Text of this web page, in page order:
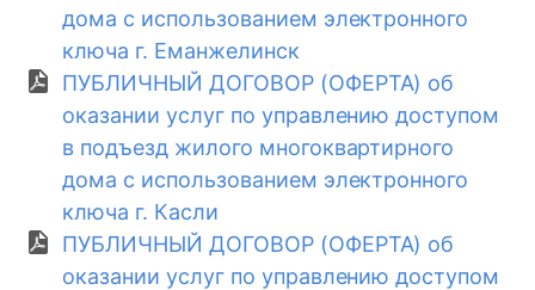
дома с использованием электронного
ключа г. Еманжелинск
ПУБЛИЧНЫЙ ДОГОВОР (ОФЕРТА) об
оказании услуг по управлению доступом
в подъезд жилого многоквартирного
дома с использованием электронного
ключа г. Касли
ПУБЛИЧНЫЙ ДОГОВОР (ОФЕРТА) об
оказании услуг по управлению доступом